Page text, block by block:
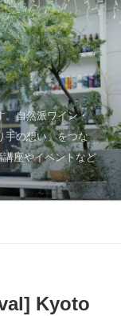
。自然派ワイン・
手の想い」をつな
座やイベントなど
Kyoto